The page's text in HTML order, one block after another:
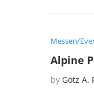
Messen/
Alpine
by Götz A.